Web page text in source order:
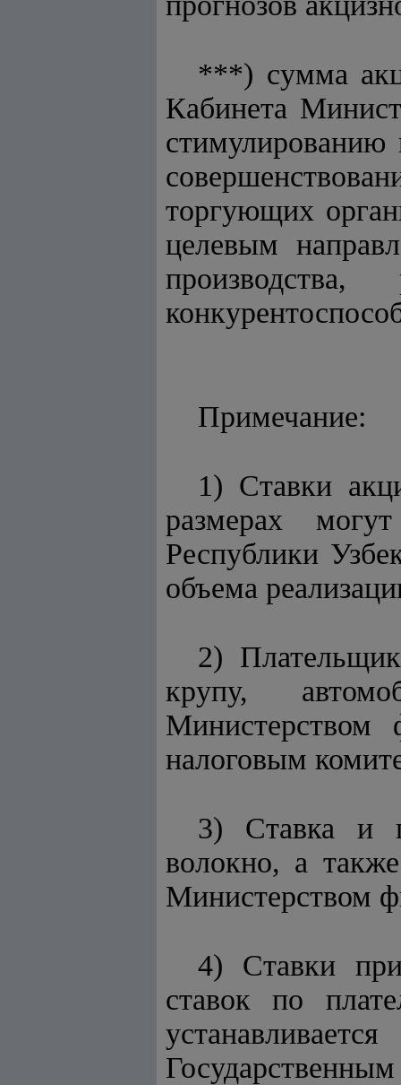
***) сумма
Кабинета
торгующих
целевым
Примечание:
1) Ставки
размерах
Республики
объема
2)
крупу,
Министерством
налоговым
3) Ставка и
волокно, а
Министерством
4) Ставки
ставок по